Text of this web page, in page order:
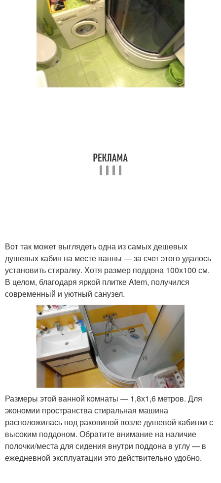
Вот так может выглядеть одна из самых дешевых
душевых кабин на месте ванны — за счет этого удалось
установить стиралку. Хотя размер поддона 100х100 см.
В целом, благодаря яркой плитке Atem, получился
современный и уютный санузел.
Размеры этой ванной комнаты — 1,8х1,6 метров. Для
экономии пространства стиральная машина
расположилась под раковиной возле душевой кабинки с
высоким поддоном. Обратите внимание на наличие
полочки/места для сидения внутри поддона в углу — в
ежедневной эксплуатации это действительно удобно.